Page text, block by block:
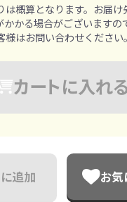
は概算となります。お届け
かかる場合がございますの
はお問い合わせください。
カートに入れる
追加 お気